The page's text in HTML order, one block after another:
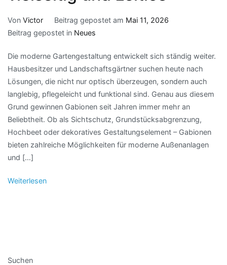
Von Victor Beitrag gepostet am Mai 11, 2026
Beitrag gepostet in Neues
Die moderne Gartengestaltung entwickelt sich ständig weiter.
Hausbesitzer und Landschaftsgärtner suchen heute nach
Lösungen, die nicht nur optisch überzeugen, sondern auch
langlebig, pflegeleicht und funktional sind. Genau aus diesem
Grund gewinnen Gabionen seit Jahren immer mehr an
Beliebtheit. Ob als Sichtschutz, Grundstücksabgrenzung,
Hochbeet oder dekoratives Gestaltungselement – Gabionen
bieten zahlreiche Möglichkeiten für moderne Außenanlagen
und […]
Weiterlesen
Suchen